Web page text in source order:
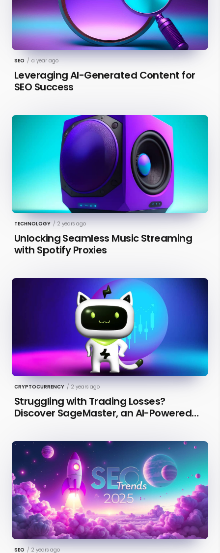
SEO / a year ago
Leveraging AI-Generated Content for
SEO Success
TECHNOLOGY / 2 years ago
Unlocking Seamless Music Streaming
with Spotify Proxies
CRYPTOCURRENCY / 2 years ago
Struggling with Trading Losses?
Discover SageMaster, an AI-Powered
SEO / 2 years ago